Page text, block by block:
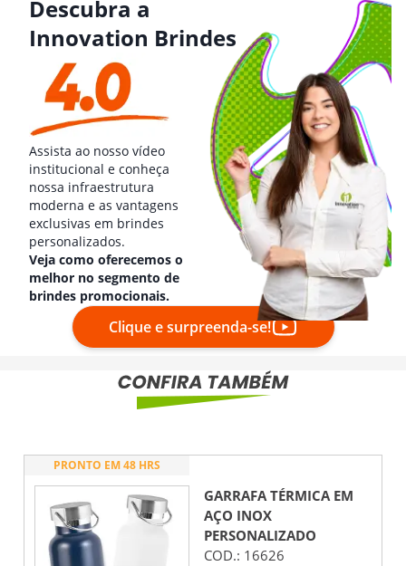
Descubra a
Innovation Brindes
Assista ao nosso vídeo
institucional e conheça
nossa infraestrutura
moderna e as vantagens
exclusivas em brindes
personalizados.
Veja como oferecemos o
melhor no segmento de
brindes promocionais.
Clique e surpreenda-se!
PRONTO EM 48 HRS
GARRAFA TÉRMICA EM
AÇO INOX
PERSONALIZADO
COD.: 16626